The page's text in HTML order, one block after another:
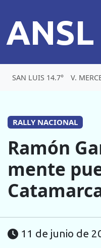
ANSL
SAN LUIS 14.7° V.
RALLY NACIONAL
Ramón
mente
11 de junio de